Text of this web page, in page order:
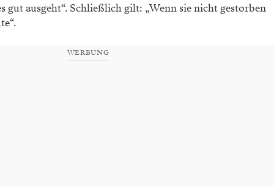
gut ausgeht“. Schließlich gilt: „Wenn sie nicht gestorben
WERBUNG